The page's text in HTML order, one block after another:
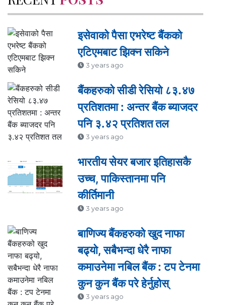
इसेवाको पैसा एभरेष्ट बैंकको
एटिएमबाट झिक्न सकिने
3 years ago
बैंकहरुको सीडी रेसियो ८३.४७
प्रतिशतमा : अन्तर बैंक ब्याजदर
पनि ३.४२ प्रतिशत तल
3 years ago
भारतीय सेयर बजार इतिहासकै
उच्च, पाकिस्तानमा पनि
कीर्तिमानी
3 years ago
बाणिज्य बैंकहरुको खुद नाफा
बढ्यो, सबैभन्दा धेरै नाफा
कमाउनेमा नबिल बैंक : टप टेनमा
कुन कुन बैंक परे हेर्नुहोस्
3 years ago